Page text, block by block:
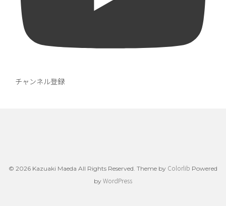
チャンネル登録
© 2026 Kazuaki Maeda All Rights Reserved. Theme by Colorlib Powered
by WordPress